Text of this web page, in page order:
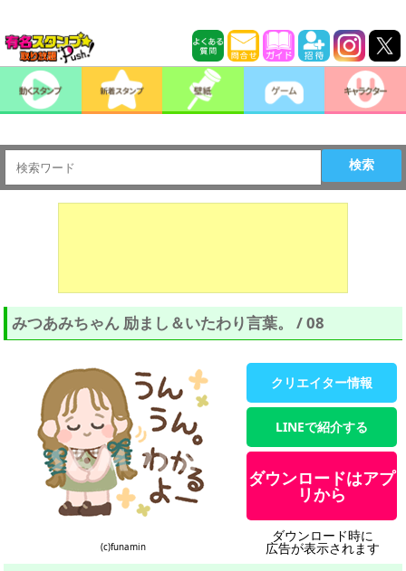
検索
みつあみちゃん 励まし＆いたわり言葉。 / 08
(c)funamin
クリエイター情報
LINEで紹介する
ダウンロードはアプ
リから
ダウンロード時に
広告が表示されます